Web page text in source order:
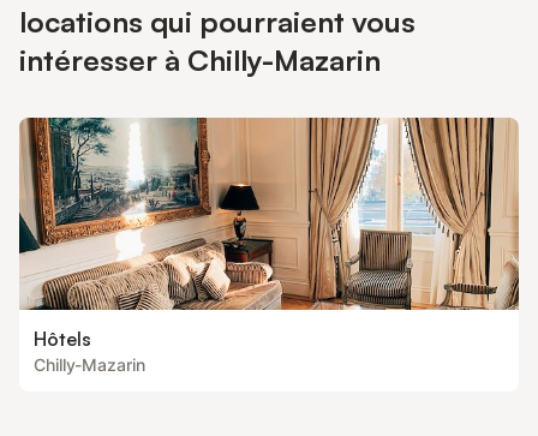
locations qui pourraient vous
intéresser à Chilly-Mazarin
Hôtels
Chilly-Mazarin